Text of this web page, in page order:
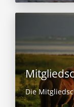
Die